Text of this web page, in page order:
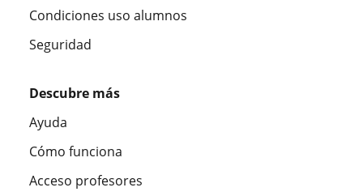
Condiciones uso alumnos
Seguridad
Descubre más
Ayuda
Cómo funciona
Acceso profesores